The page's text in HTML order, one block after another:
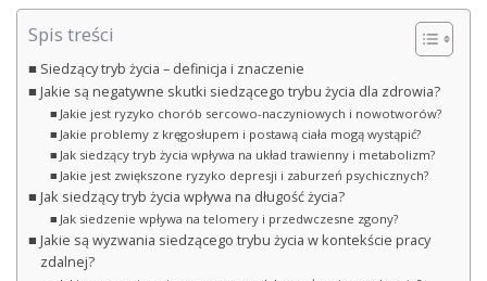
Spis treści
Siedzący tryb życia – definicja i znaczenie
Jakie są negatywne skutki siedzącego trybu życia dla zdrowia?
Jakie jest ryzyko chorób sercowo-naczyniowych i nowotworów?
Jakie problemy z kręgosłupem i postawą ciała mogą wystąpić?
Jak siedzący tryb życia wpływa na układ trawienny i metabolizm?
Jakie jest zwiększone ryzyko depresji i zaburzeń psychicznych?
Jak siedzący tryb życia wpływa na długość życia?
Jak siedzenie wpływa na telomery i przedwczesne zgony?
Jakie są wyzwania siedzącego trybu życia w kontekście pracy
zdalnej?